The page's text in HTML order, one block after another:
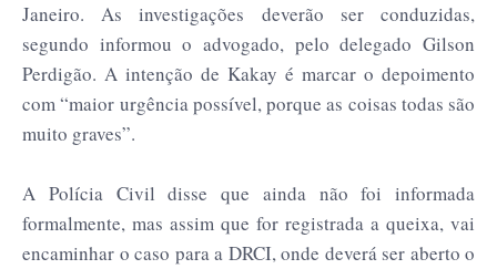
Janeiro. As investigações deverão ser conduzidas,
segundo informou o advogado, pelo delegado Gilson
Perdigão. A intenção de Kakay é marcar o depoimento
com “maior urgência possível, porque as coisas todas são
muito graves”.
A Polícia Civil disse que ainda não foi informada
formalmente, mas assim que for registrada a queixa, vai
encaminhar o caso para a DRCI, onde deverá ser aberto o